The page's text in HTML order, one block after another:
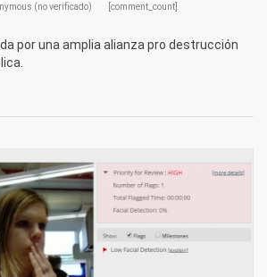
(no verificado) [comment_count]
por una amplia alianza pro destrucción